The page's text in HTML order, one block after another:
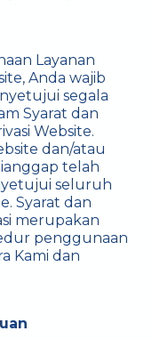
Layanan
Anda wajib
segala
Syarat dan
Website.
dan/atau
telah
seluruh
Syarat dan
merupakan
penggunaan
Kami dan